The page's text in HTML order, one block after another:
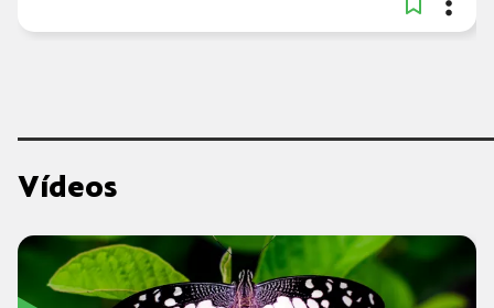
Vídeos